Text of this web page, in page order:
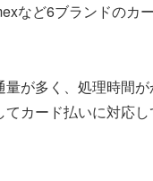
など6ブランドのカ
が多く、処理時間
カード払いに対応し